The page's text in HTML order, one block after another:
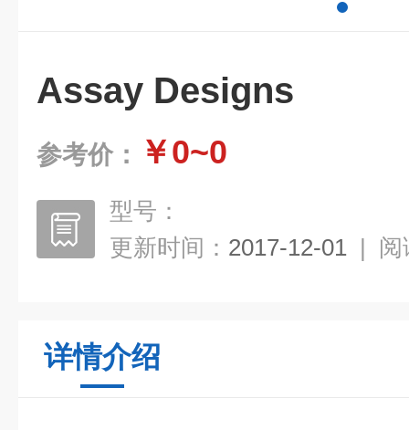
Assay Designs
参考价： ￥0~0
型号：
更新时间： 2017-12-01 | 阅
详情介绍